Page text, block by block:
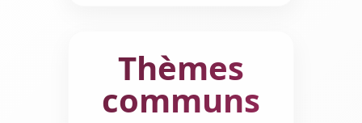
Thèmes
communs